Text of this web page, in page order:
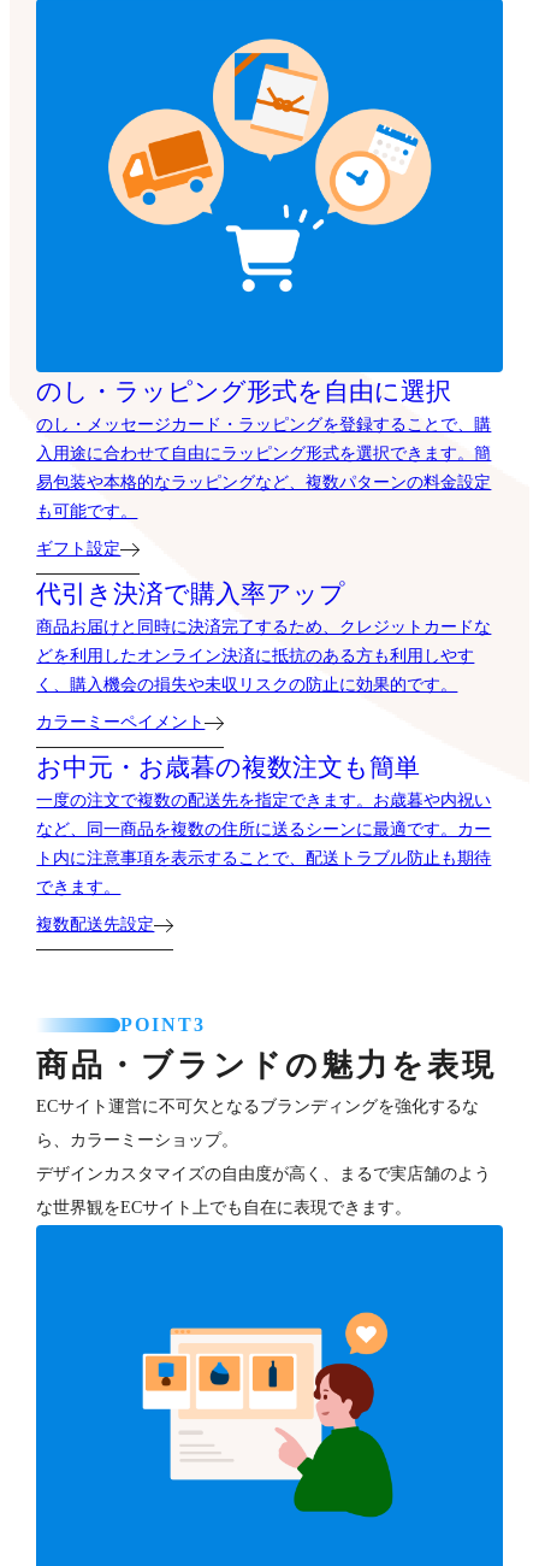
のし・ラッピング形式を自由に選択
のし・メッセージカード・ラッピングを登録することで、購
入用途に合わせて自由にラッピング形式を選択できます。簡
易包装や本格的なラッピングなど、複数パターンの料金設定
も可能です。
ギフト設定
代引き決済で購入率アップ
商品お届けと同時に決済完了するため、クレジットカードな
どを利用したオンライン決済に抵抗のある方も利用しやす
く、購入機会の損失や未収リスクの防止に効果的です。
カラーミーペイメント
お中元・お歳暮の複数注文も簡単
一度の注文で複数の配送先を指定できます。お歳暮や内祝い
など、同一商品を複数の住所に送るシーンに最適です。カー
ト内に注意事項を表示することで、配送トラブル防止も期待
できます。
複数配送先設定
POINT3
商品・ブランドの魅力を表現
ECサイト運営に不可欠となるブランディングを強化するな
ら、カラーミーショップ。
デザインカスタマイズの自由度が高く、まるで実店舗のよう
な世界観をECサイト上でも自在に表現できます。